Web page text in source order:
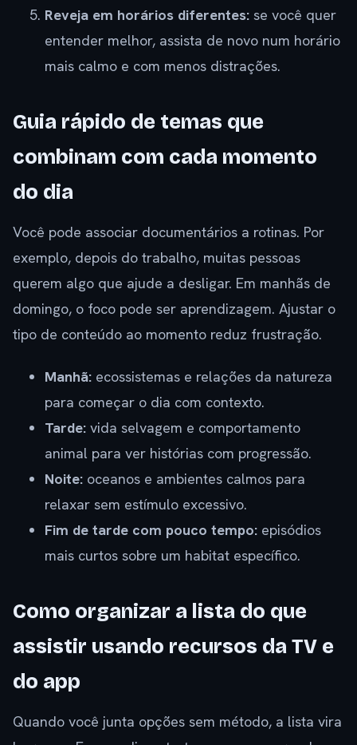
Reveja em horários diferentes: se você quer
entender melhor, assista de novo num horário
mais calmo e com menos distrações.
Guia rápido de temas que
combinam com cada momento
do dia
Você pode associar documentários a rotinas. Por
exemplo, depois do trabalho, muitas pessoas
querem algo que ajude a desligar. Em manhãs de
domingo, o foco pode ser aprendizagem. Ajustar o
tipo de conteúdo ao momento reduz frustração.
Manhã: ecossistemas e relações da natureza
para começar o dia com contexto.
Tarde: vida selvagem e comportamento
animal para ver histórias com progressão.
Noite: oceanos e ambientes calmos para
relaxar sem estímulo excessivo.
Fim de tarde com pouco tempo: episódios
mais curtos sobre um habitat específico.
Como organizar a lista do que
assistir usando recursos da TV e
do app
Quando você junta opções sem método, a lista vira